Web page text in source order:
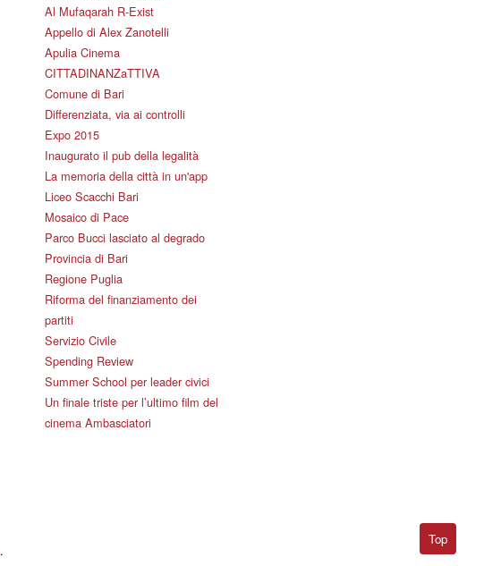
Al Mufaqarah R-Exist
Appello di Alex Zanotelli
Apulia Cinema
CITTADINANZaTTIVA
Comune di Bari
Differenziata, via ai controlli
Expo 2015
Inaugurato il pub della legalità
La memoria della città in un'app
Liceo Scacchi Bari
Mosaico di Pace
Parco Bucci lasciato al degrado
Provincia di Bari
Regione Puglia
Riforma del finanziamento dei
partiti
Servizio Civile
Spending Review
Summer School per leader civici
Un finale triste per l’ultimo film del
cinema Ambasciatori
.
Top